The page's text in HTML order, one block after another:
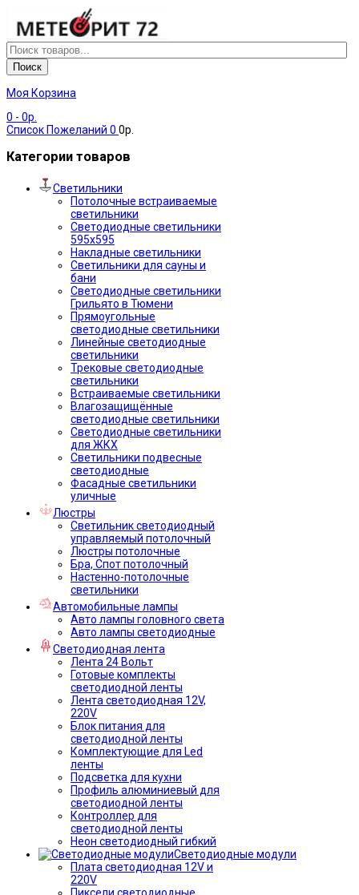
Поиск
Моя Корзина
0 - 0р.
Список Пожеланий 0 0р.
Категории товаров
Светильники
Потолочные встраиваемые
светильники
Светодиодные светильники
595х595
Накладные светильники
Светильники для сауны и
бани
Светодиодные светильники
Грильято в Тюмени
Прямоугольные
светодиодные светильники
Линейные светодиодные
светильники
Трековые светодиодные
светильники
Встраиваемые светильники
Влагозащищённые
светодиодные светильники
Светодиодные светильники
для ЖКХ
Светильники подвесные
светодиодные
Фасадные светильники
уличные
Люстры
Светильник светодиодный
управляемый потолочный
Люстры потолочные
Бра, Спот потолочный
Настенно-потолочные
светильники
Автомобильные лампы
Авто лампы головного света
Авто лампы светодиодные
Светодиодная лента
Лента 24 Вольт
Готовые комплекты
светодиодной ленты
Лента светодиодная 12V,
220V
Блок питания для
светодиодной ленты
Комплектующие для Led
ленты
Подсветка для кухни
Профиль алюминиевый для
светодиодной ленты
Контроллер для
светодиодной ленты
Неон светодиодный гибкий
Светодиодные модули
Плата светодиодная 12V и
220V
Пиксели светодиодные